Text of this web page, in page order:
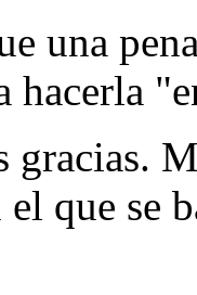
una
hacerla
gracias.
que se